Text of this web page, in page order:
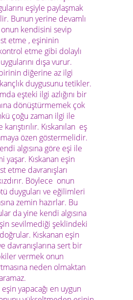
eşiyle paylaşmak
Bunun yerine devamlı
kendisini sevip
etme , eşininin
etme gibi dolaylı
dışa vurur.
diğerine az ilgi
duygusunu tetikler.
eşteki ilgi azlığını bir
dönüştürmemek çok
çoğu zaman ilgi ile
Kıskanılan eş
özen göstermelidir.
algısına göre eşi ile
yaşar. Kıskanan eşin
etme davranışları
Böylece onun
duyguları ve eğilimleri
zemin hazırlar. Bu
da yine kendi algısına
sevilmediği şeklindeki
Kıskanan eşin
davranışlarına sert bir
vermek onun
neden olmaktan
yapacağı en uygun